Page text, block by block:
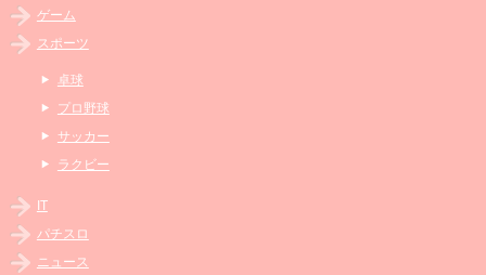
ゲーム
スポーツ
卓球
プロ野球
サッカー
ラクビー
IT
パチスロ
ニュース